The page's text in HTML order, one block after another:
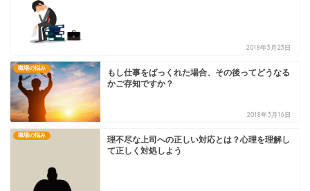
2018年3月23日
職場の悩み
もし仕事をばっくれた場合、その後ってどうなる
かご存知ですか？
2018年3月16日
職場の悩み
理不尽な上司への正しい対応とは？心理を理解し
て正しく対処しよう